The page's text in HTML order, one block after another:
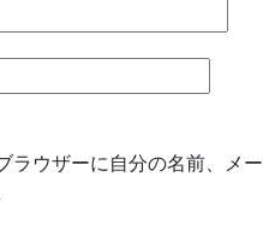
ラウザーに自分の名前、メー